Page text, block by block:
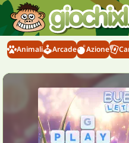
Animali Arcade Azione